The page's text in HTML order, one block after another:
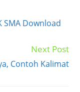
SMA Download
Next Post
Contoh Kalimat